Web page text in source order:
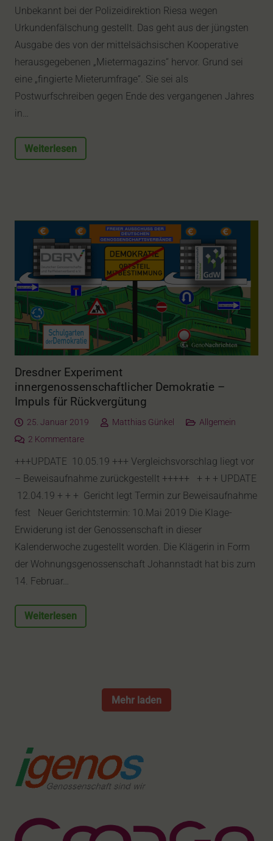
Unbekannt bei der Polizeidirektion Riesa wegen
Urkundenfälschung gestellt. Das geht aus der jüngsten
Ausgabe des von der mittelsächsischen Kooperative
herausgegebenen „Mietermagazins“ hervor. Grund sei
eine „fingierte Mieterumfrage“. Sie sei als
Postwurfschreiben gegen Ende des vergangenen Jahres
in…
Weiterlesen
Dresdner Experiment
innergenossenschaftlicher Demokratie –
Impuls für Rückvergütung
25. Januar 2019 Matthias Günkel
Allgemein
2 Kommentare
+++UPDATE 10.05.19 +++ Vergleichsvorschlag liegt vor
– Beweisaufnahme zurückgestellt +++++ + + + UPDATE
12.04.19 + + + Gericht legt Termin zur Beweisaufnahme
fest Neuer Gerichtstermin: 10.Mai 2019 Die Klage-
Erwiderung ist der Genossenschaft in dieser
Kalenderwoche zugestellt worden. Die Klägerin in Form
der Wohnungsgenossenschaft Johannstadt hat bis zum
14. Februar…
Weiterlesen
Mehr laden